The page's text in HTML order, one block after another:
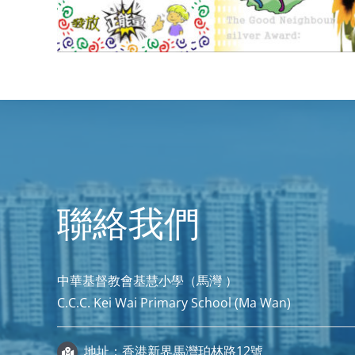
聯絡我們
中華基督教會基慧小學（馬灣 ）
C.C.C. Kei Wai Primary School (Ma Wan)
地址：香港新界馬灣珀林路12號